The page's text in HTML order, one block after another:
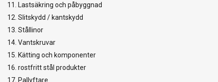
11. Lastsäkring och påbyggnad
12. Slitskydd / kantskydd
13. Stållinor
14. Vantskruvar
15. Kätting och komponenter
16. rostfritt stål produkter
17. Pallyftare